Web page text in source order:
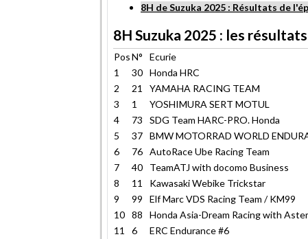
8H de Suzuka 2025 : Résultats de
8H Suzuka 2025 : les résultats
PosN° Ecurie
1
30 Honda HRC
2
21 YAMAHA RACING TEAM
3
1 YOSHIMURA SERT MOTUL
4
73 SDG Team HARC-PRO. Honda
5
37 BMW MOTORRAD WORLD
6
76 AutoRace Ube Racing Team
7
40 TeamATJ with docomo Business
8
11 Kawasaki Webike Trickstar
9
99 Elf Marc VDS Racing Team / KM99
10 88 Honda Asia-Dream Racing with
11
6 ERC Endurance #6